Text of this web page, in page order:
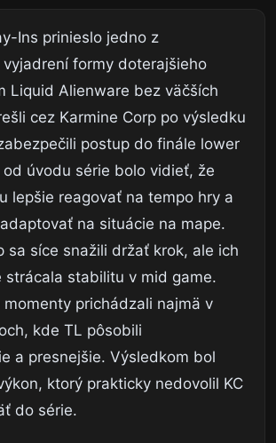
Ins prinieslo jedno z
vyjadrení formy doterajšieho
Liquid Alienware bez väčších
cez Karmine Corp po výsledku
postup do finále lower
úvodu série bolo vidieť, že
lepšie reagovať na tempo hry a
na situácie na mape.
sa síce snažili držať krok, ale ich
strácala stabilitu v mid game.
momenty prichádzali najmä v
kde TL pôsobili
a presnejšie. Výsledkom bol
ktorý prakticky nedovolil KC
do série.